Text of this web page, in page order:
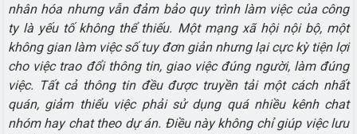
nhân hóa nhưng vẫn đảm bảo quy trình làm việc của công
ty là yếu tố không thể thiếu. Một mạng xã hội nội bộ, một
không gian làm việc số tuy đơn giản nhưng lại cực kỳ tiện lợi
cho việc trao đổi thông tin, giao việc đúng người, làm đúng
việc. Tất cả thông tin đều được truyền tải một cách nhất
quán, giảm thiểu việc phải sử dụng quá nhiều kênh chat
nhóm hay chat theo dự án. Điều này không chỉ giúp việc lưu